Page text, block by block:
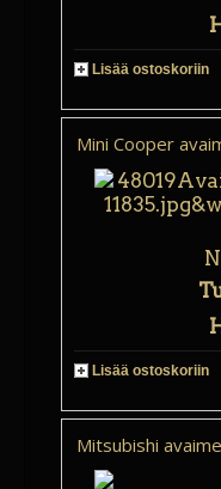
Lisää ostoskoriin
Mini Cooper
Lisää ostoskoriin
Mitsubishi